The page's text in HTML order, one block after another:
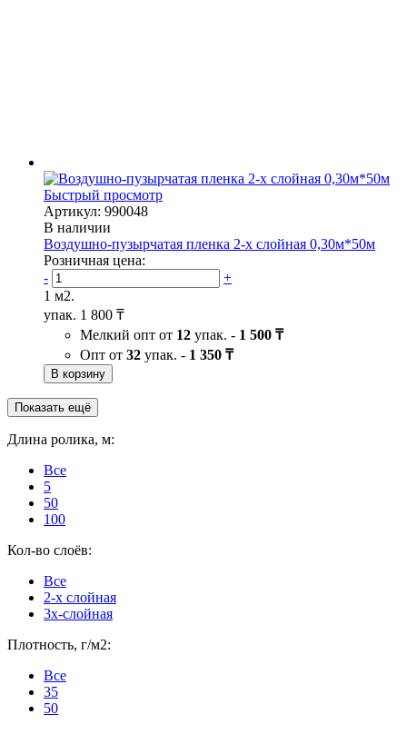
Быстрый просмотр
Артикул: 990048
В наличии
Воздушно-пузырчатая пленка 2-х слойная 0,30м*50м
Розничная цена:
-
+
1 м2.
упак. 1 800 ₸
Мелкий опт от 12 упак. - 1 500 ₸
Опт от 32 упак. - 1 350 ₸
В корзину
Показать ещё
Длина ролика, м:
Все
5
50
100
Кол-во слоёв:
Все
2-х слойная
3х-слойная
Плотность, г/м2:
Все
35
50